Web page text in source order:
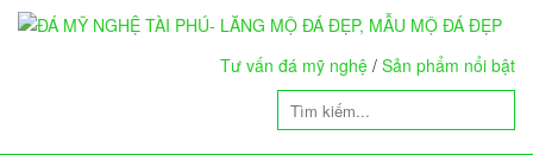
Tư vấn đá mỹ nghệ / Sản phẩm nổi bật